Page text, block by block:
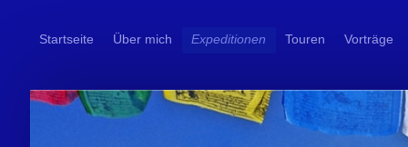
Startseite Über mich Expeditionen Touren Vorträge